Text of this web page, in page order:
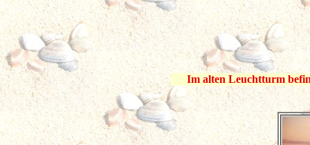
Im alten Leuchtturm